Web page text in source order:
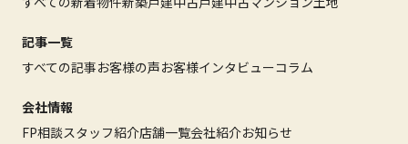
記事一覧
すべての記事お客様の声お客様インタビューコラム
会社情報
FP相談スタッフ紹介店舗一覧会社紹介お知らせ